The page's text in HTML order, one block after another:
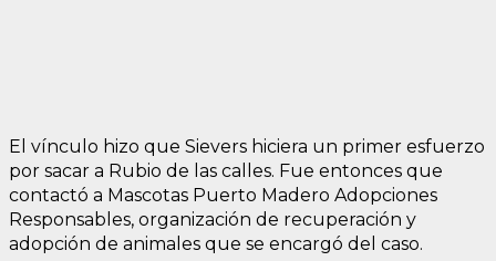
El vínculo hizo que Sievers hiciera un primer esfuerzo
por sacar a Rubio de las calles. Fue entonces que
contactó a Mascotas Puerto Madero Adopciones
Responsables, organización de recuperación y
adopción de animales que se encargó del caso.